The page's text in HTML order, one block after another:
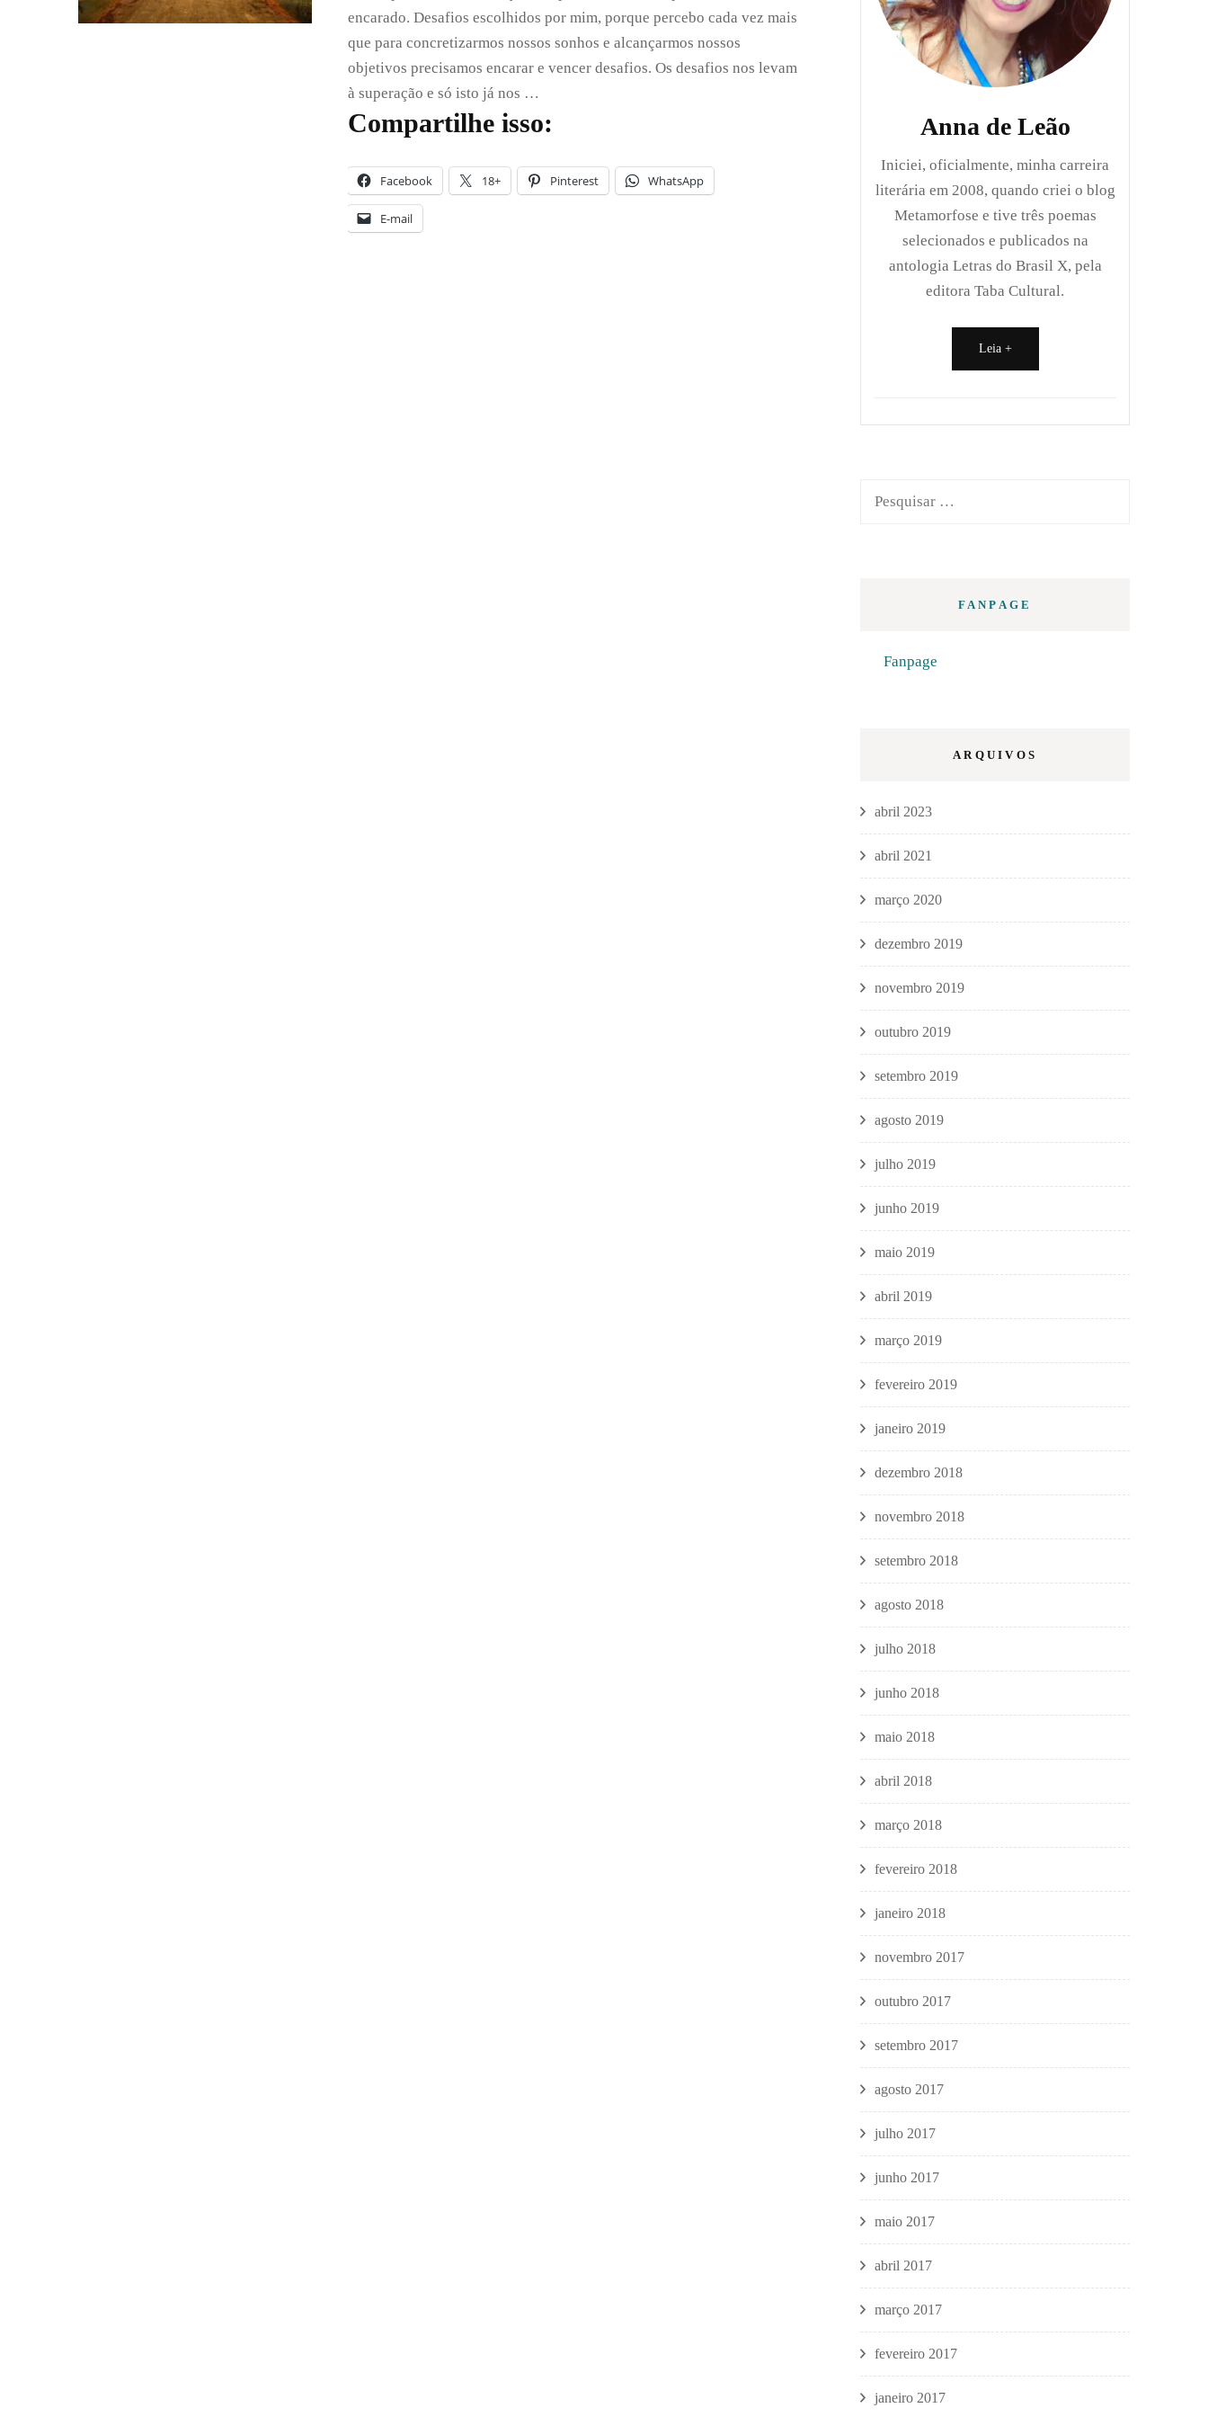
superação
dos
desafios
encarado. Desafios escolhidos por mim, porque percebo cada vez mais
que para concretizarmos nossos sonhos e alcançarmos nossos
objetivos precisamos encarar e vencer desafios. Os desafios nos levam
à superação e só isto já nos …
Compartilhe isso:
Facebook 18+ Pinterest WhatsApp
E-mail
Anna de Leão
Iniciei, oficialmente, minha carreira
literária em 2008, quando criei o blog
Metamorfose e tive três poemas
selecionados e publicados na
antologia Letras do Brasil X, pela
editora Taba Cultural.
Leia +
Pesquisar
FANPAGE
Fanpage
ARQUIVOS
abril 2023
abril 2021
março 2020
dezembro 2019
novembro 2019
outubro 2019
setembro 2019
agosto 2019
julho 2019
junho 2019
maio 2019
abril 2019
março 2019
fevereiro 2019
janeiro 2019
dezembro 2018
novembro 2018
setembro 2018
agosto 2018
julho 2018
junho 2018
maio 2018
abril 2018
março 2018
fevereiro 2018
janeiro 2018
novembro 2017
outubro 2017
setembro 2017
agosto 2017
julho 2017
junho 2017
maio 2017
abril 2017
março 2017
fevereiro 2017
janeiro 2017